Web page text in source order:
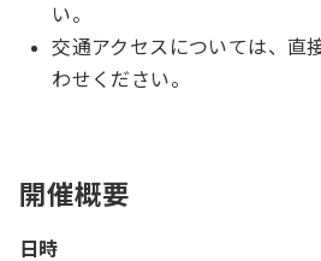
い。
交通アクセスについては、直
わせください。
開催概要
日時